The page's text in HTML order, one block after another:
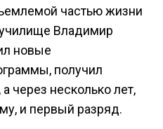
частью жизни
Владимир
новые
получил
через несколько лет,
и первый разряд.